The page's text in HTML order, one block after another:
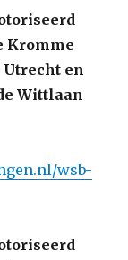
Kromme
en
Wittlaan
wsb-